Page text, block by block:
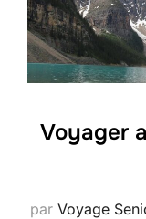
Voyager
par Voyage